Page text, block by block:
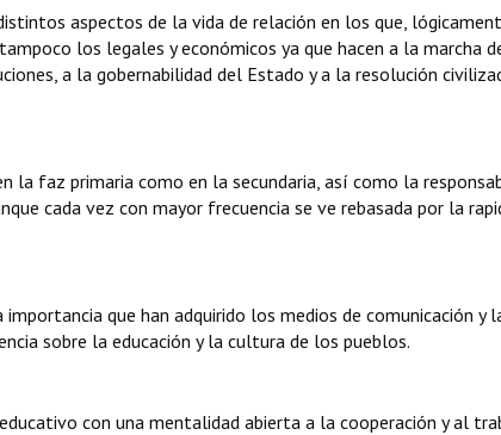
aspectos de la vida de relación en los que,
los legales y económicos ya que hacen a la marcha
a la gobernabilidad del Estado y a la resolución
la faz primaria como en la secundaria, así como la
cada vez con mayor frecuencia se ve rebasada por la
que han adquirido los medios de comunicación y
sobre la educación y la cultura de los pueblos.
con una mentalidad abierta a la cooperación y al